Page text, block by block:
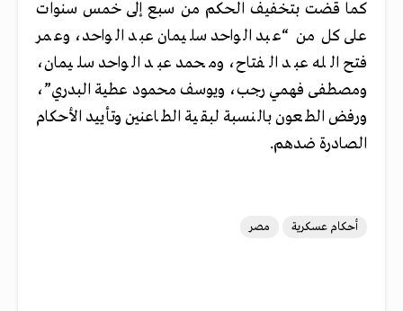
كما قضت بتخفيف الحكم من سبع إلى خمس سنوات
على كل من “عبد الواحد سليمان عبد الواحد، وعمر
فتح الله عبد الفتاح، ومحمد عبد الواحد سليمان،
ومصطفى فهمي رجب، ويوسف محمود عطية البدري”،
ورفض الطعون بالنسبة لبقية الطاعنين وتأييد الأحكام
الصادرة ضدهم.
أحكام عسكرية مصر